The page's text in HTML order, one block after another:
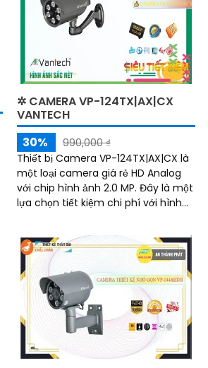
✲ CAMERA VP-124TX|AX|CX
VANTECH
30%
990,000 ₫
Thiết bị Camera VP-124TX|AX|CX là
một loại camera giá rẻ HD Analog
với chip hình ảnh 2.0 MP. Đây là một
lựa chọn tiết kiệm chi phí với hình